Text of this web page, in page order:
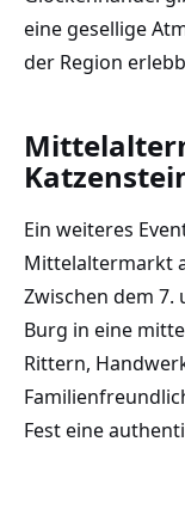
eine gesellige
der Region
Ein weiteres
Mittelaltermarkt
Zwischen dem 7.
Burg in eine
Rittern,
Fest eine